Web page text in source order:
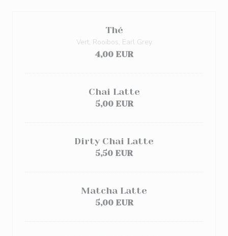
Thé
Vert, Rooibos, Earl Grey
4,00 EUR
Chai Latte
5,00 EUR
Dirty Chai Latte
5,50 EUR
Matcha Latte
5,00 EUR